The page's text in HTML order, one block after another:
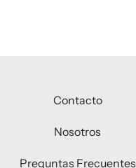
Contacto
Nosotros
Preguntas Frecuentes